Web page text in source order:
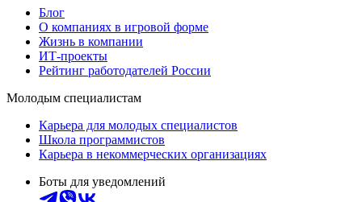
Блог
О компаниях в игровой форме
Жизнь в компании
ИТ-проекты
Рейтинг работодателей России
Молодым специалистам
Карьера для молодых специалистов
Школа программистов
Карьера в некоммерческих организациях
Боты для уведомлений